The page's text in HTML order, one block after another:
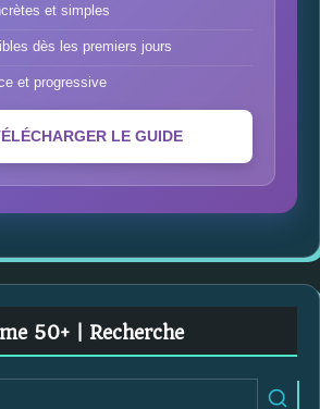
et simples
dès les premiers jours
et progressive
LE GUIDE
50+ | Recherche